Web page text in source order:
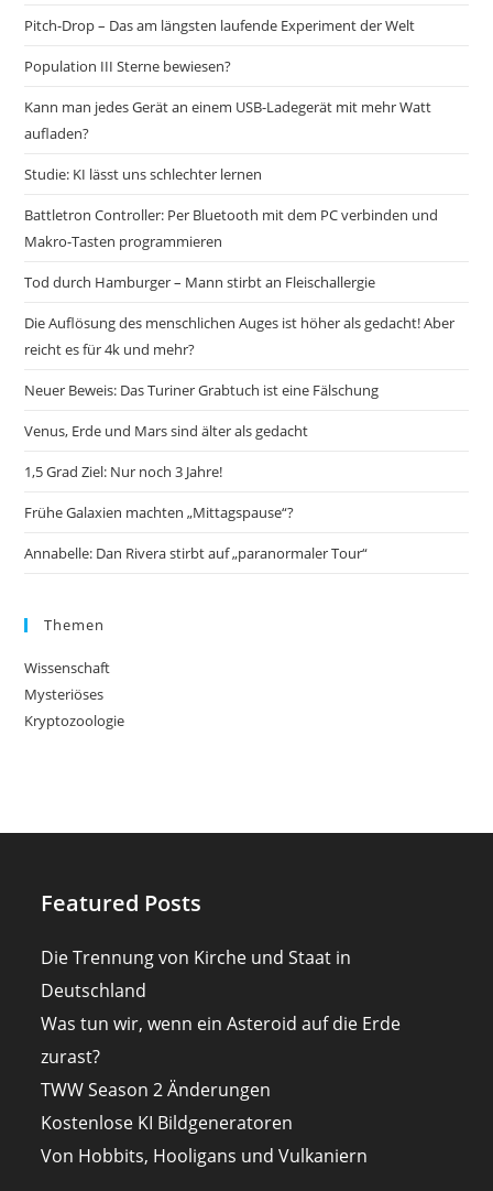
Pitch-Drop – Das am längsten laufende Experiment der Welt
Population III Sterne bewiesen?
Kann man jedes Gerät an einem USB-Ladegerät mit mehr Watt
aufladen?
Studie: KI lässt uns schlechter lernen
Battletron Controller: Per Bluetooth mit dem PC verbinden und
Makro-Tasten programmieren
Tod durch Hamburger – Mann stirbt an Fleischallergie
Die Auflösung des menschlichen Auges ist höher als gedacht! Aber
reicht es für 4k und mehr?
Neuer Beweis: Das Turiner Grabtuch ist eine Fälschung
Venus, Erde und Mars sind älter als gedacht
1,5 Grad Ziel: Nur noch 3 Jahre!
Frühe Galaxien machten „Mittagspause“?
Annabelle: Dan Rivera stirbt auf „paranormaler Tour“
Themen
Wissenschaft
Mysteriöses
Kryptozoologie
Featured Posts
Die Trennung von Kirche und Staat in
Deutschland
Was tun wir, wenn ein Asteroid auf die Erde
zurast?
TWW Season 2 Änderungen
Kostenlose KI Bildgeneratoren
Von Hobbits, Hooligans und Vulkaniern